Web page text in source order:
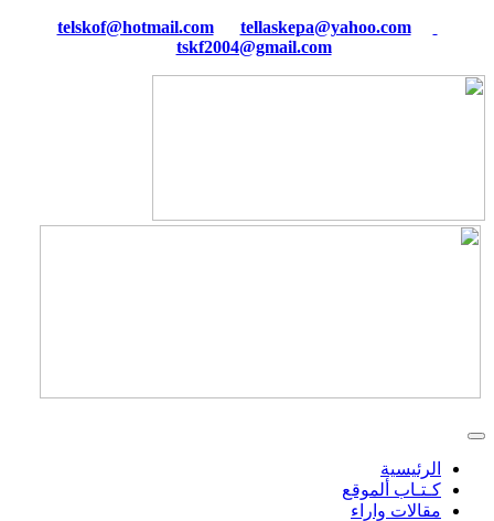
tellaskepa@yahoo.com
tskf2004@gmail.com
الرئيسية
كـتـاب ألموقع
مقالات واراء